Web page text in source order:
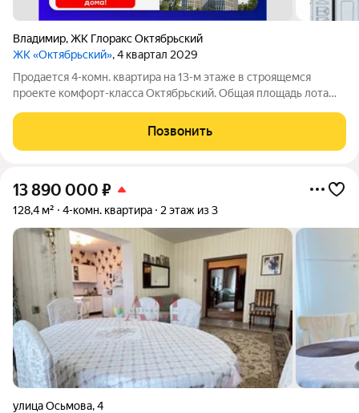
Владимир,ЖК Глоракс Октябрьский
ЖК «Октябрьский», 4 квартал 2029
Продается 4-комн. квартира на 13-м этаже в строящемся
проекте комфорт-класса Октябрьский. Общая площадь лота
жилую и 17,70 кв. м под кухонную зону. Номер квартиры - 288.
Старт продаж новой
Позвонить
13 890 000 ₽
128,4 м² 4-комн. квартира 2 этаж из 3
улица Осьмова,4